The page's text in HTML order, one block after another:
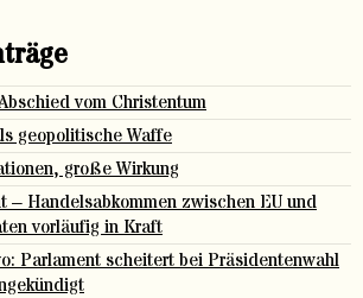
vom Christentum
geopolitische Waffe
große Wirkung
– Handelsabkommen zwischen EU und
vorläufig in Kraft
Parlament scheitert bei Präsidentenwahl